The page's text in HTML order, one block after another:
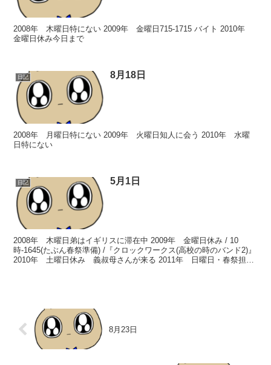
2008年 木曜日特にない 2009年 金曜日715-1715 バイト 2010年
金曜日休み今日まで
日記 8月18日
2008年 月曜日特にない 2009年 火曜日知人に会う 2010年 水曜
日特にない
日記 5月1日
2008年 木曜日弟はイギリスに滞在中 2009年 金曜日休み / 10
時-1645(たぶん春祭準備) /『クロックワークス(高校の時のバンド2)』
2010年 土曜日休み 義叔母さんが来る 2011年 日曜日・春祭担当
8月23日